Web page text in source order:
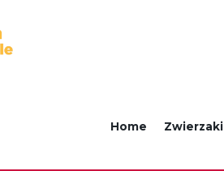
Home Zwierzaki